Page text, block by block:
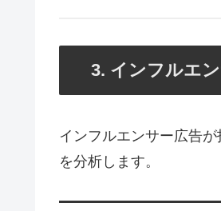
3. インフルエ
インフルエンサー広告
を分析します。